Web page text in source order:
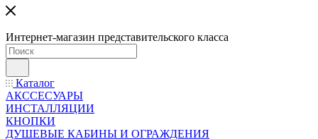
Интернет-магазин представительского класса
Каталог
АКССЕСУАРЫ
ИНСТАЛЛЯЦИИ
КНОПКИ
ДУШЕВЫЕ КАБИНЫ И ОГРАЖДЕНИЯ